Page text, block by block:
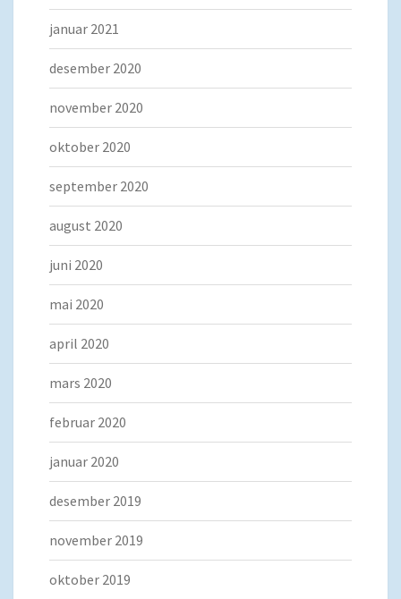
januar 2021
desember 2020
november 2020
oktober 2020
september 2020
august 2020
juni 2020
mai 2020
april 2020
mars 2020
februar 2020
januar 2020
desember 2019
november 2019
oktober 2019